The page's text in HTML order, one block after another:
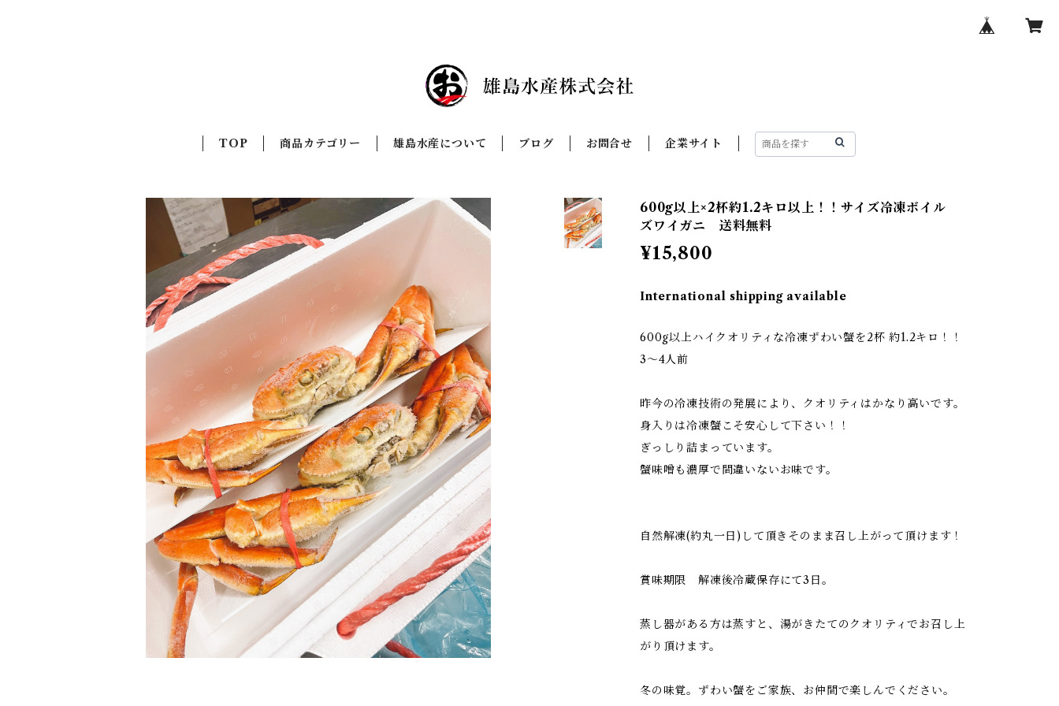
TOP 商品カテゴリー 雄島水産について ブログ お問合せ 企業サイト
600g以上×2杯約1.2キロ以上！！サイズ冷凍ボイル
ズワイガニ 送料無料
¥15,800
International shipping available
600g以上ハイクオリティな冷凍ずわい蟹を2杯 約1.2キロ！！
3〜4人前
昨今の冷凍技術の発展により、クオリティはかなり高いです。
身入りは冷凍蟹こそ安心して下さい！！
ぎっしり詰まっています。
蟹味噌も濃厚で間違いないお味です。
自然解凍(約丸一日)して頂きそのまま召し上がって頂けます！
賞味期限 解凍後冷蔵保存にて3日。
蒸し器がある方は蒸すと、湯がきたてのクオリティでお召し上
がり頂けます。
冬の味覚。ずわい蟹をご家族、お仲間で楽しんでください。